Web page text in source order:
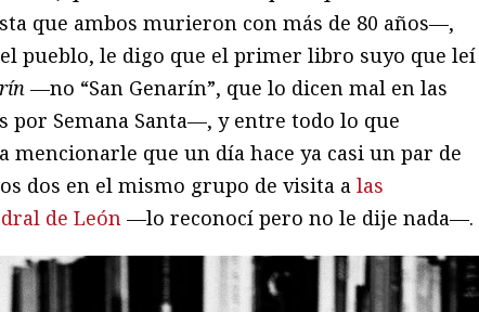
que ambos murieron con más de 80 años—,
pueblo, le digo que el primer libro suyo que leí
—no “San Genarín”, que lo dicen mal en las
por Semana Santa—, y entre todo lo que
mencionarle que un día hace ya casi un par de
dos en el mismo grupo de visita a las
de León —lo reconocí pero no le dije nada—.